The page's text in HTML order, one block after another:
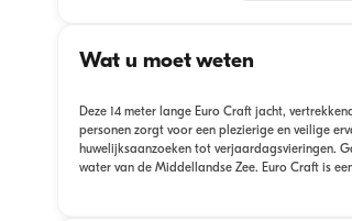
Wat u moet weten
Deze 14 meter lange Euro Craft jacht,
personen zorgt voor een plezierige en veilige
huwelijksaanzoeken tot verjaardagsvieringen.
water van de Middellandse Zee. Euro Craft is